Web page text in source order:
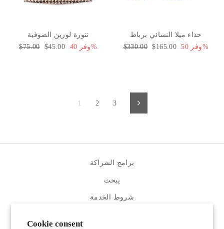
Cookie consent
تنورة لورين الصوفية
السعر
$75.00 سعر
$45.00 وفر 40%
حذاء ميلا النسائي برباط
السعر
$330.00 سعر
$165.00 وفر 50%
1 2 3 التالي
برامج الشراكة
يبحث
شروط الخدمة